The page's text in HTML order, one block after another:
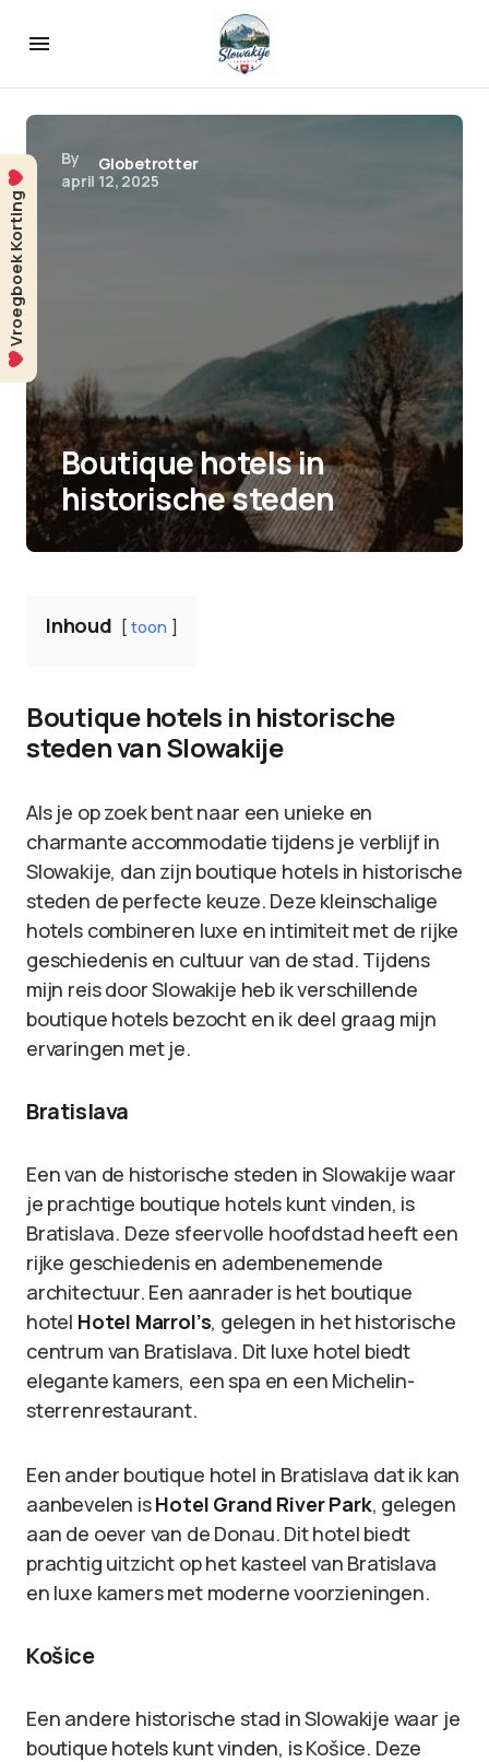
By
Globetrotter
april 12, 2025
Boutique hotels in
historische steden
Inhoud toon
Boutique hotels in historische
steden van Slowakije
Als je op zoek bent naar een unieke en
charmante accommodatie tijdens je verblijf in
Slowakije, dan zijn boutique hotels in historische
steden de perfecte keuze. Deze kleinschalige
hotels combineren luxe en intimiteit met de rijke
geschiedenis en cultuur van de stad. Tijdens
mijn reis door Slowakije heb ik verschillende
boutique hotels bezocht en ik deel graag mijn
ervaringen met je.
Bratislava
Een van de historische steden in Slowakije waar
je prachtige boutique hotels kunt vinden, is
Bratislava. Deze sfeervolle hoofdstad heeft een
rijke geschiedenis en adembenemende
architectuur. Een aanrader is het boutique
hotel Hotel Marrol’s, gelegen in het historische
centrum van Bratislava. Dit luxe hotel biedt
elegante kamers, een spa en een Michelin-
sterrenrestaurant.
Een ander boutique hotel in Bratislava dat ik kan
aanbevelen isHotel Grand River Park, gelegen
aan de oever van de Donau. Dit hotel biedt
prachtig uitzicht op het kasteel van Bratislava
en luxe kamers met moderne voorzieningen.
Košice
Een andere historische stad in Slowakije waar je
boutique hotels kunt vinden, is Košice. Deze
Vroegboek Korting